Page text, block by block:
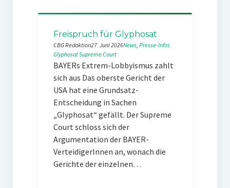
Freispruch für Glyphosat
CBG Redaktion27. Juni 2026News, Presse-Infos
GlyphosatSupreme Court
BAYERs Extrem-Lobbyismus zahlt
sich aus Das oberste Gericht der
USA hat eine Grundsatz-
Entscheidung in Sachen
„Glyphosat“ gefällt. Der Supreme
Court schloss sich der
Argumentation der BAYER-
VerteidigerInnen an, wonach die
Gerichte der einzelnen…